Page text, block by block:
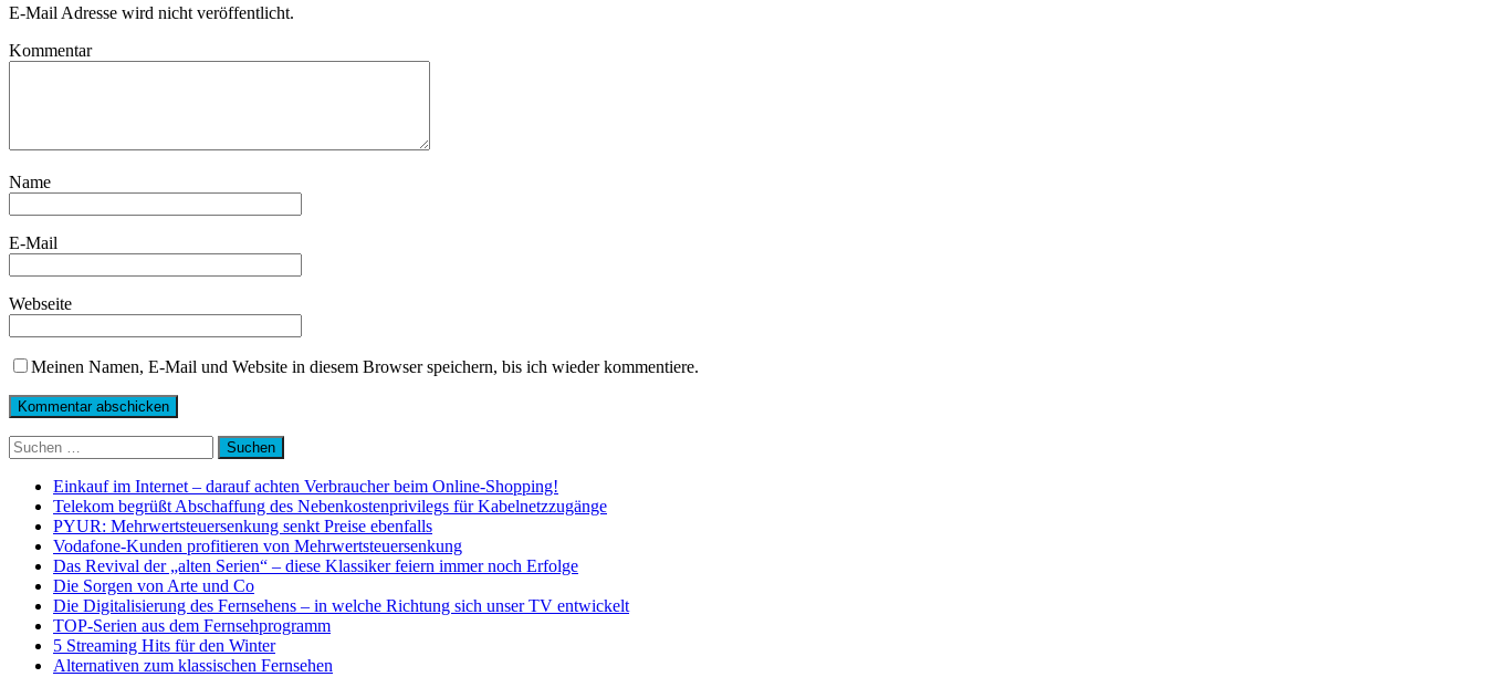
E-Mail Adresse wird nicht veröffentlicht.
Kommentar
Name
E-Mail
Webseite
Meinen Namen, E-Mail und Website in diesem Browser speichern, bis ich wieder kommentiere.
Suchen
nach:
Einkauf im Internet – darauf achten Verbraucher beim Online-Shopping!
Telekom begrüßt Abschaffung des Nebenkostenprivilegs für Kabelnetzzugänge
PYUR: Mehrwertsteuersenkung senkt Preise ebenfalls
Vodafone-Kunden profitieren von Mehrwertsteuersenkung
Das Revival der „alten Serien“ – diese Klassiker feiern immer noch Erfolge
Die Sorgen von Arte und Co
Die Digitalisierung des Fernsehens – in welche Richtung sich unser TV entwickelt
TOP-Serien aus dem Fernsehprogramm
5 Streaming Hits für den Winter
Alternativen zum klassischen Fernsehen